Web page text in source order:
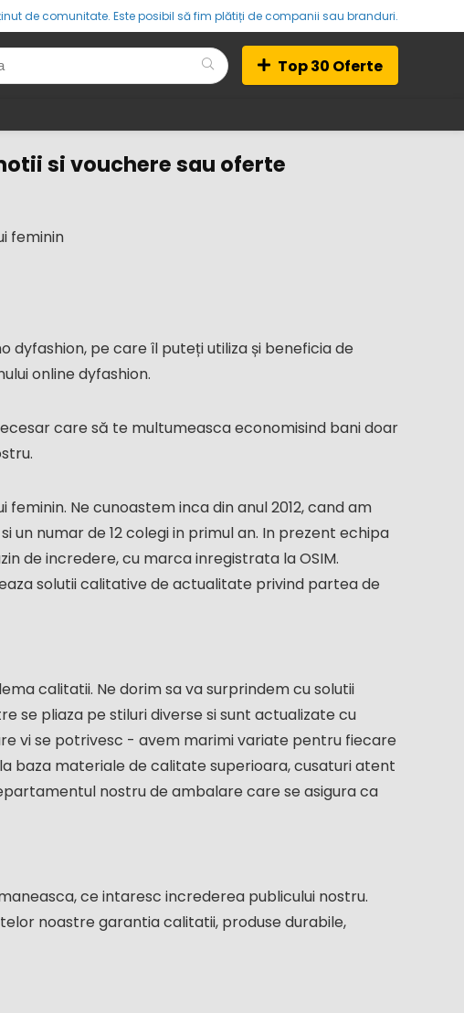
de comunitate. Este posibil să fim plătiți de companii sau branduri.
Top 30 Oferte
si vouchere sau oferte
feminin
dyfashion, pe care îl puteți utiliza și beneficia de
online dyfashion.
care să te multumeasca economisind bani doar
Ne cunoastem inca din anul 2012, cand am
numar de 12 colegi in primul an. In prezent echipa
de incredere, cu marca inregistrata la OSIM.
solutii calitative de actualitate privind partea de
calitatii. Ne dorim sa va surprindem cu solutii
se pliaza pe stiluri diverse si sunt actualizate cu
vi se potrivesc - avem marimi variate pentru fiecare
baza materiale de calitate superioara, cusaturi atent
nostru de ambalare care se asigura ca
ce intaresc increderea publicului nostru.
noastre garantia calitatii, produse durabile,